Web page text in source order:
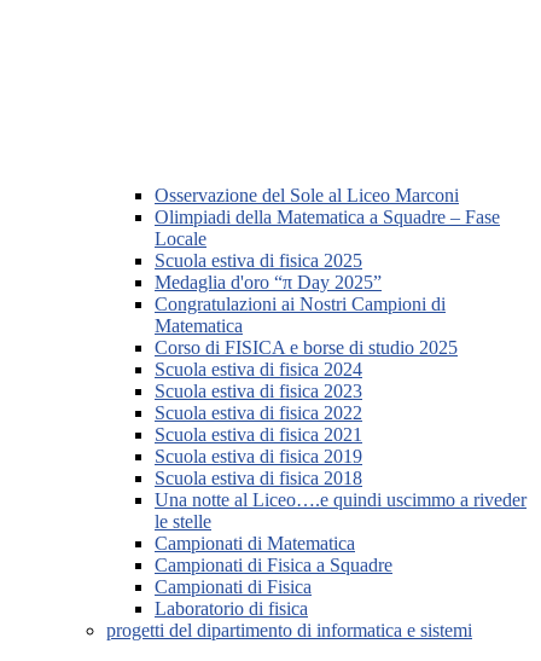
Osservazione del Sole al Liceo Marconi
Olimpiadi della Matematica a Squadre – Fase
Locale
Scuola estiva di fisica 2025
Medaglia d'oro “π Day 2025”
Congratulazioni ai Nostri Campioni di
Matematica
Corso di FISICA e borse di studio 2025
Scuola estiva di fisica 2024
Scuola estiva di fisica 2023
Scuola estiva di fisica 2022
Scuola estiva di fisica 2021
Scuola estiva di fisica 2019
Scuola estiva di fisica 2018
Una notte al Liceo….e quindi uscimmo a riveder
le stelle
Campionati di Matematica
Campionati di Fisica a Squadre
Campionati di Fisica
Laboratorio di fisica
progetti del dipartimento di informatica e sistemi